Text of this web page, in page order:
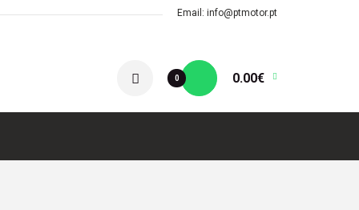
Email: info@ptmotor.pt
0 0.00€